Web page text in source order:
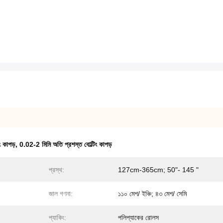
কাপড়, 0.02-2 মিমি অতি প্রশস্ত বোল্টিং কাপড়
প্রস্থ: 127cm-365cm; 50"- 145 "
জাল গণনা: ১১০ মেশ/ ইঞ্চি; ৪৩ মেশ/ সেমি
প্যাকিং: পলিপ্যাকের রোলস